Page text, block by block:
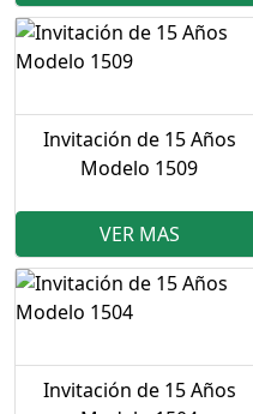
Invitación de 15 Años
Modelo 1509
VER MAS
Invitación de 15 Años